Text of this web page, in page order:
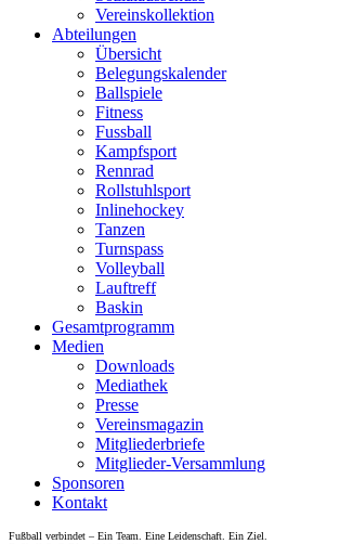
Vereinskollektion
Abteilungen
Übersicht
Belegungskalender
Ballspiele
Fitness
Fussball
Kampfsport
Rennrad
Rollstuhlsport
Inlinehockey
Tanzen
Turnspass
Volleyball
Lauftreff
Baskin
Gesamtprogramm
Medien
Downloads
Mediathek
Presse
Vereinsmagazin
Mitgliederbriefe
Mitglieder-Versammlung
Sponsoren
Kontakt
Fußball verbindet – Ein Team. Eine Leidenschaft. Ein Ziel.